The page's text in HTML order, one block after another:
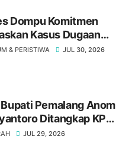
Dompu Komitmen
Kasus Dugaan
di Manggelewa
& PERISTIWA JUL 30, 2026
Bupati Pemalang Anom
Ditangkap KPK
Malam
JUL 29, 2026